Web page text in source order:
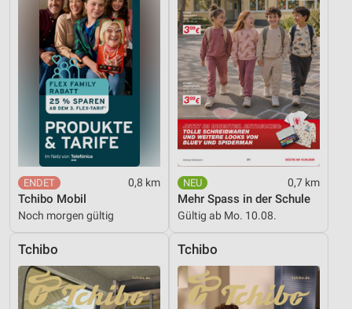
0,8 km
Tchibo Mobil
Noch morgen gültig
0,7 km
Mehr Spass in der Schule
Gültig ab Mo. 10.08.
Tchibo Tchibo
Nicht-IAB-Verarbeitungszwecke:
Notwendig
Performance
Funktional
Werbung